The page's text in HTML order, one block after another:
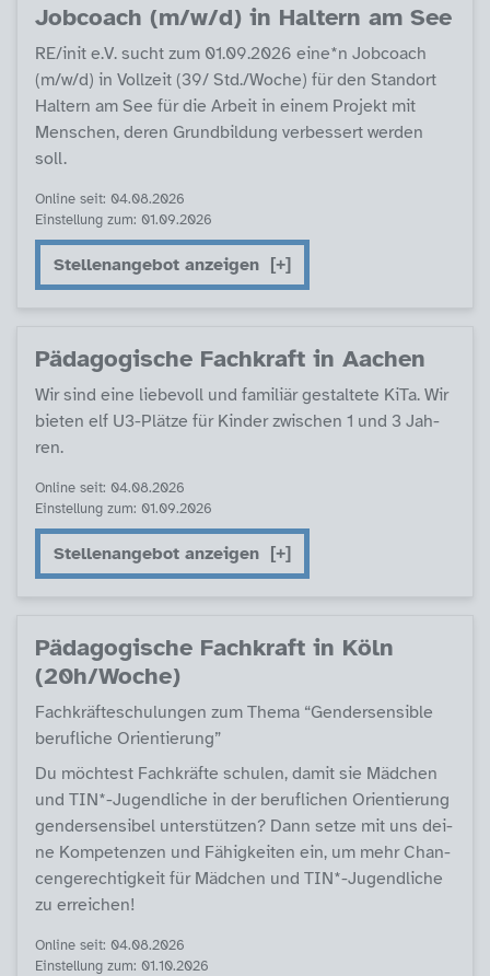
Job­coach (m/w/d) in Hal­tern am See
RE/init e.V. sucht zum 01.09.2026 ei­ne*n Job­coach
(m/w/d) in Voll­zeit (39/ Std./Wo­che) für den Stand­ort
Hal­tern am See für die Ar­beit in ei­nem Pro­jekt mit
Men­schen, de­ren Grund­bil­dung ver­bes­sert wer­den
soll.
Online seit: 04.08.2026
Einstellung zum: 01.09.2026
Stellenangebot anzeigen
Päda­go­gi­sche Fach­kraft in Aa­chen
Wir sind ei­ne lie­be­voll und fa­mi­li­är ge­stal­te­te Ki­Ta. Wir
bie­ten elf U3-Plät­ze für Kin­der zwi­schen 1 und 3 Jah­
ren.
Online seit: 04.08.2026
Einstellung zum: 01.09.2026
Stellenangebot anzeigen
Päda­go­gi­sche Fach­kraft in Köln
(20h/Wo­che)
Fach­kräf­te­schu­lun­gen zum The­ma “Gen­der­sen­si­b­le
be­ruf­li­che Ori­en­tie­rung”
Du möch­test Fach­kräf­te schu­len, da­mit sie Mäd­chen
und TIN*-Ju­gend­li­che in der be­ruf­li­chen Ori­en­tie­rung
gen­der­sen­si­bel un­ter­stüt­zen? Dann set­ze mit uns dei­
ne Kom­pe­ten­zen und Fähig­kei­ten ein, um mehr Chan­
cen­ge­rech­tig­keit für Mäd­chen und TIN*-Ju­gend­li­che
zu er­rei­chen!
Online seit: 04.08.2026
Einstellung zum: 01.10.2026